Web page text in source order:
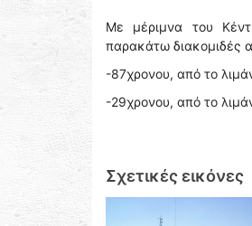
Με μέριμνα του
παρακάτω διακομιδές
-87χρονου, από το
-29χρονου, από το
Σχετικές εικόνες